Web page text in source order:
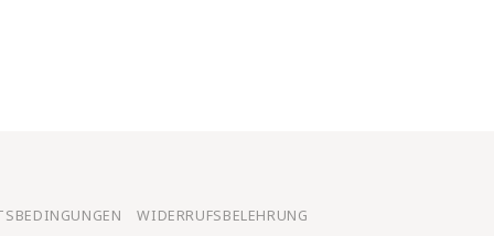
WIDERRUFSBELEHRUNG